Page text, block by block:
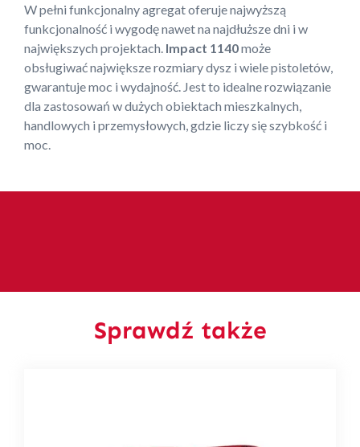
W pełni funkcjonalny agregat oferuje najwyższą
funkcjonalność i wygodę nawet na najdłuższe dni i w
największych projektach. Impact 1140może
obsługiwać największe rozmiary dysz i wiele pistoletów,
gwarantuje moc i wydajność. Jest to idealne rozwiązanie
dla zastosowań w dużych obiektach mieszkalnych,
handlowych i przemysłowych, gdzie liczy się szybkość i
moc.
Sprawdź także